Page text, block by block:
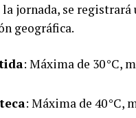
jornada, se
geográfica.
: Máxima de 30 °C,
: Máxima de 40 °C,